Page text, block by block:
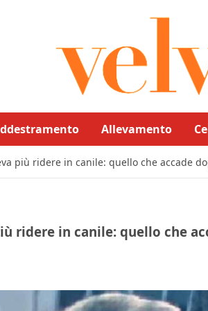
Allevamento
più ridere in canile: quello che accade
ridere in canile: quello che